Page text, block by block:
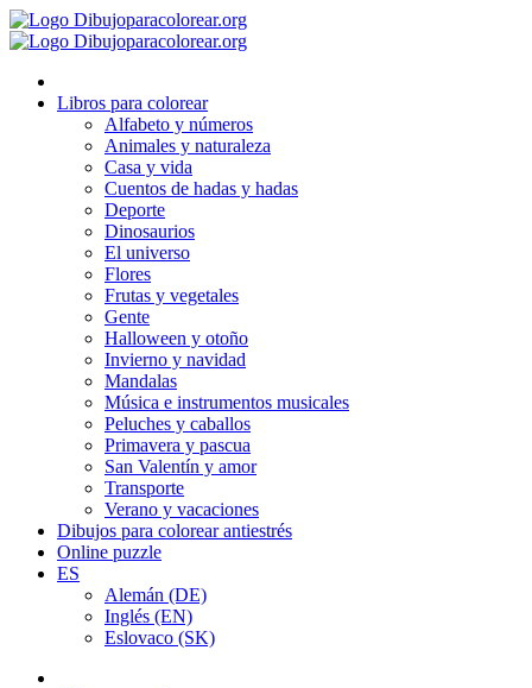
Ir
al
Libros para colorear
Alfabeto y números
Animales y naturaleza
Casa y vida
Cuentos de hadas y hadas
Deporte
Dinosaurios
El universo
Flores
Frutas y vegetales
Gente
Halloween y otoño
Invierno y navidad
Mandalas
Música e instrumentos musicales
Peluches y caballos
Primavera y pascua
San Valentín y amor
Transporte
Verano y vacaciones
Dibujos para colorear antiestrés
Online puzzle
ES
Alemán (DE)
Inglés (EN)
Eslovaco (SK)